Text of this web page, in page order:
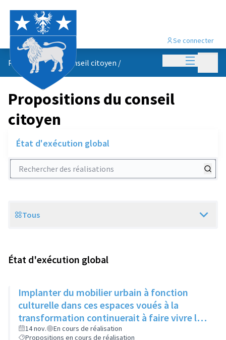
Menu
Se connecter
Propositions du conseil citoyen /
Propositions du conseil
citoyen
État d'exécution global
Rechercher des réalisations
Scope
Tous
État d'exécution global
Implanter du mobilier urbain à fonction
culturelle dans ces espaces voués à la
transformation continuerait à faire vivre le
secteur
14 nov.
En cours de réalisation
Propositions en cours de réalisation